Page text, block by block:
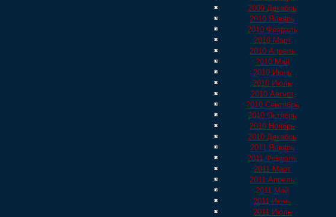
2009 Декабрь
2010 Январь
2010 Февраль
2010 Март
2010 Апрель
2010 Май
2010 Июнь
2010 Июль
2010 Август
2010 Сентябрь
2010 Октябрь
2010 Ноябрь
2010 Декабрь
2011 Январь
2011 Февраль
2011 Март
2011 Апрель
2011 Май
2011 Июнь
2011 Июль